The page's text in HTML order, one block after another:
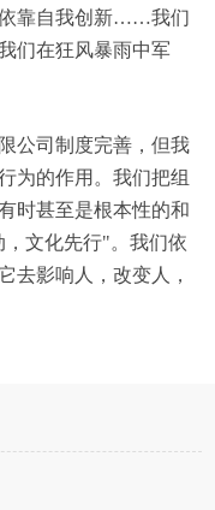
依靠自我创新……我们
们在狂风暴雨中军
公司制度完善，但我
为的作用。我们把组
时甚至是根本性的和
文化先行"。我们依
去影响人，改变人，